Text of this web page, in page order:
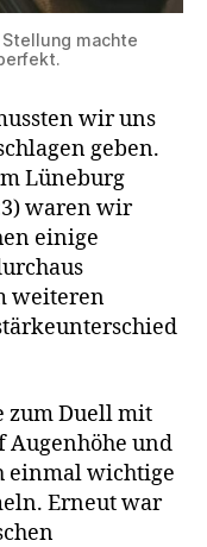
machte
wir uns
geben.
Lüneburg
waren wir
einige
weiteren
zum Duell mit
Augenhöhe und
einmal wichtige
Erneut war